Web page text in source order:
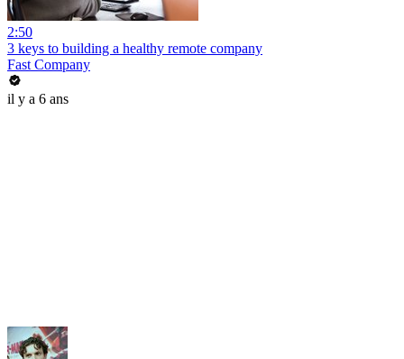
2:50
3 keys to building a healthy remote company
Fast Company
il y a 6 ans